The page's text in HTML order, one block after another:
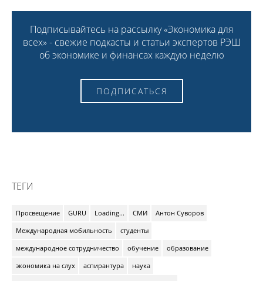
Подписывайтесь на рассылку «Экономика для
всех» - свежие подкасты и статьи экспертов РЭШ
об экономике и финансах каждую неделю
ПОДПИСАТЬСЯ
ТЕГИ
Просвещение GURU Loading... СМИ
Антон Суворов
Международная мобильность
студенты
международное сотрудничество
обучение
образование
экономика на слух
аспирантура
наука